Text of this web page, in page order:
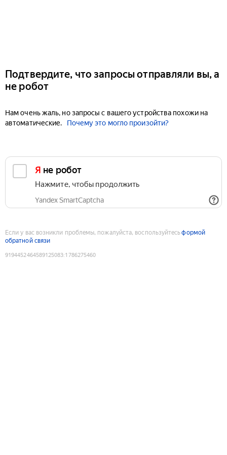
Подтвердите, что запросы отправляли вы, а
не робот
Нам очень жаль, но запросы с вашего устройства похожи на
автоматические.
Почему это могло произойти?
Я не робот
Нажмите, чтобы продолжить
Yandex SmartCaptcha
Если у вас возникли проблемы, пожалуйста, воспользуйтесьформой
обратной связи
9194452464589125083:1786275460